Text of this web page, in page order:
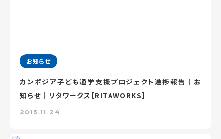
お知らせ
カンボジア子ども通学支援プロジェクト進捗報告｜お
知らせ｜リタワークス【RITAWORKS】
2015.11.24